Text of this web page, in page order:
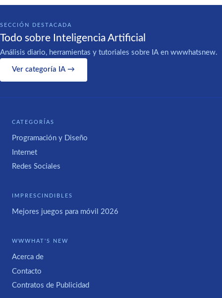
SECCIÓN DESTACADA
Todo sobre Inteligencia Artificial
Análisis diario, herramientas y tutoriales sobre IA en wwwhatsnew.
Ver categoría IA →
CATEGORÍAS
Programación y Diseño
Internet
Redes Sociales
IMPRESCINDIBLES
Mejores juegos para móvil 2026
WWWHAT'S NEW
Acerca de
Contacto
Contratos de Publicidad